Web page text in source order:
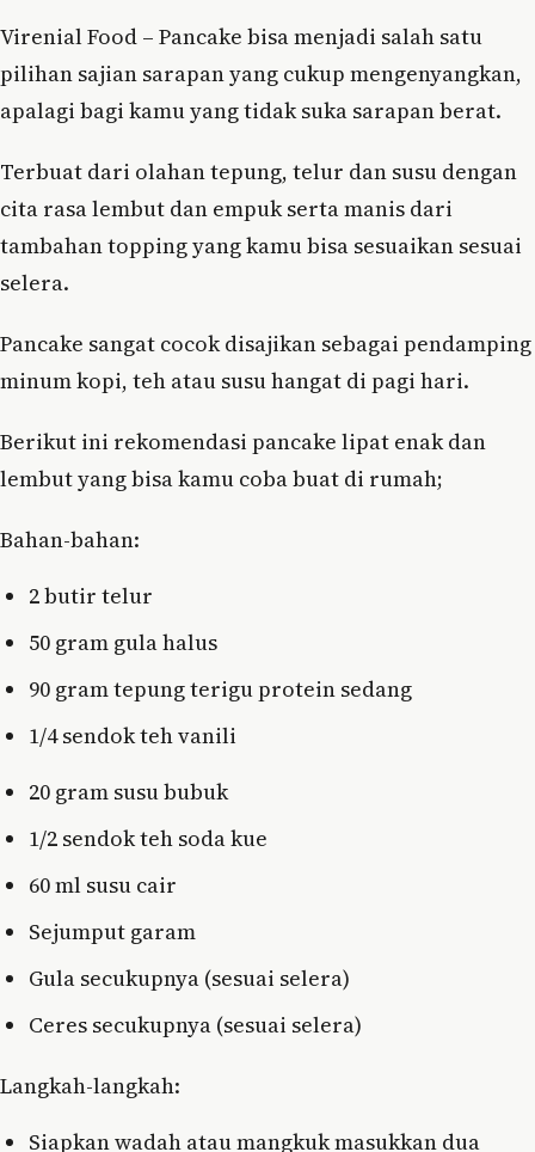
Virenial Food – Pancake bisa menjadi salah satu
pilihan sajian sarapan yang cukup mengenyangkan,
apalagi bagi kamu yang tidak suka sarapan berat.
Terbuat dari olahan tepung, telur dan susu dengan
cita rasa lembut dan empuk serta manis dari
tambahan topping yang kamu bisa sesuaikan sesuai
selera.
Pancake sangat cocok disajikan sebagai pendamping
minum kopi, teh atau susu hangat di pagi hari.
Berikut ini rekomendasi pancake lipat enak dan
lembut yang bisa kamu coba buat di rumah;
Bahan-bahan:
2 butir telur
50 gram gula halus
90 gram tepung terigu protein sedang
1/4 sendok teh vanili
20 gram susu bubuk
1/2 sendok teh soda kue
60 ml susu cair
Sejumput garam
Gula secukupnya (sesuai selera)
Ceres secukupnya (sesuai selera)
Langkah-langkah:
Siapkan wadah atau mangkuk masukkan dua